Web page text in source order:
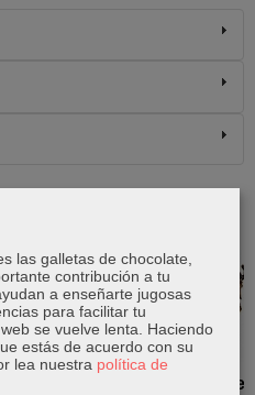
Brahma de
las galletas de chocolate,
contribución a tu
a enseñarte jugosas
para facilitar tu
se vuelve lenta. Haciendo
estás de acuerdo con su
lea nuestra política de